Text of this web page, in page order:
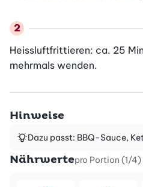
Heissluftfrittieren: ca. 25
mehrmals wenden.
Hinweise
Dazu passt: BBQ-Sauce,
Nährwertepro Portion (1/4)